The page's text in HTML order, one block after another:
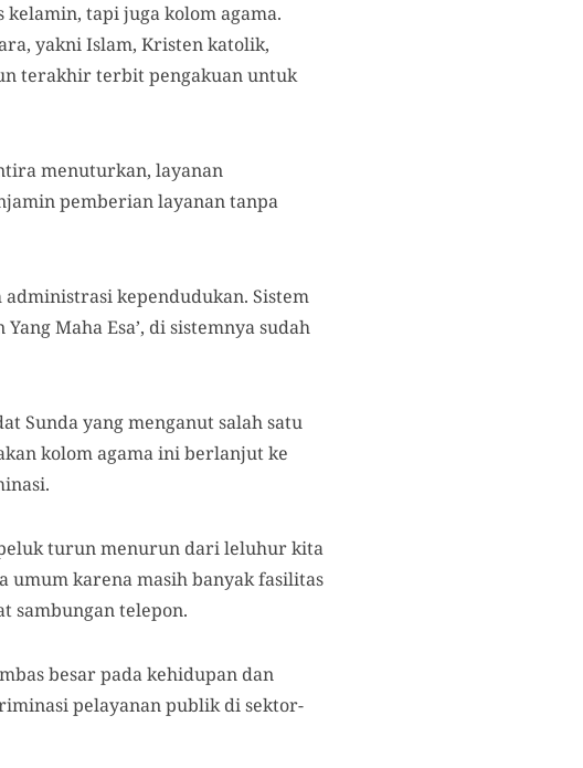
tapi juga kolom agama.
yakni Islam, Kristen katolik,
terakhir terbit pengakuan untuk
menuturkan, layanan
pemberian layanan tanpa
kependudukan. Sistem
Maha Esa’, di sistemnya sudah
Sunda yang menganut salah satu
kolom agama ini berlanjut ke
turun menurun dari leluhur kita
umum karena masih banyak fasilitas
sambungan telepon.
besar pada kehidupan dan
pelayanan publik di sektor-